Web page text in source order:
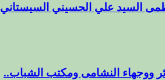
السيد علي الحسيني السيستاني
ووجهاء النشامى ومكتب الشباب..